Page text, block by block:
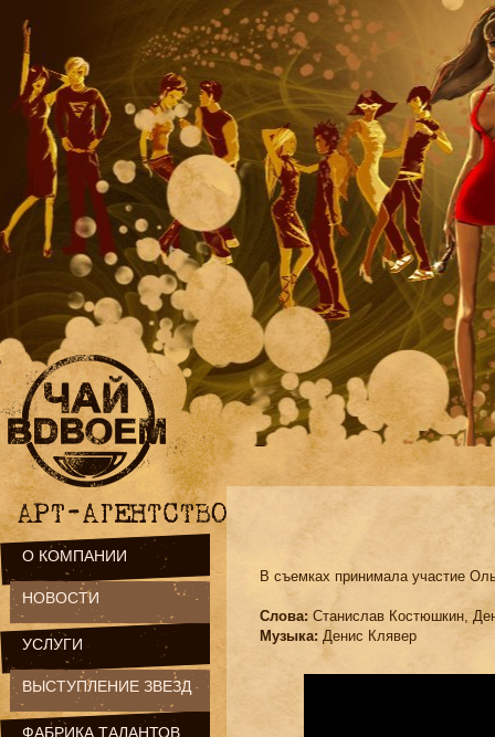
В съемках принимала участие
Слова: Станислав Костюшкин,
Музыка: Денис Клявер
О КОМПАНИИ
НОВОСТИ
УСЛУГИ
ВЫСТУПЛЕНИЕ ЗВЕЗД
ФАБРИКА ТАЛАНТОВ